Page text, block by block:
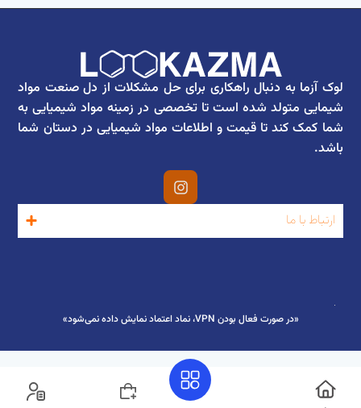
لوک آزما به دنبال راهکاری برای حل مشکلات از دل صنعت مواد
شیمایی متولد شده است تا تخصصی در زمینه مواد شیمیایی به
شما کمک کند تا قیمت و اطلاعات مواد شیمیایی در دستان شما
باشد.
ارتباط با ما
«در صورت فعال بودن VPN، نماد اعتماد نمایش داده نمی‌شود»